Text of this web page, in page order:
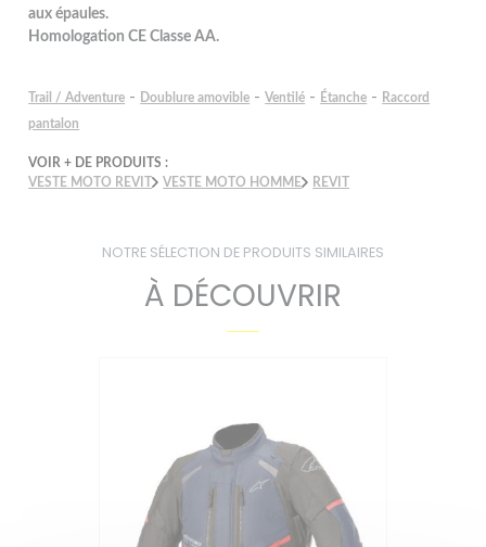
aux épaules.
Homologation CE Classe AA.
Trail / Adventure - Doublure amovible -Ventilé - Étanche - Raccord
pantalon
VOIR + DE PRODUITS :
VESTE MOTO REVIT
VESTE MOTO HOMME REVIT
NOTRE SÉLECTION DE PRODUITS SIMILAIRES
À DÉCOUVRIR